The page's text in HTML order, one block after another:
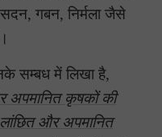
गबन, निर्मला जैसे
सम्बध में लिखा है,
अपमानित कृषकों की
और अपमानित